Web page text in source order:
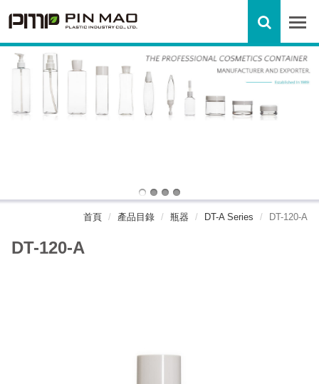
首頁 產品目錄 瓶器 DT-A Series DT-120-A
DT-120-A